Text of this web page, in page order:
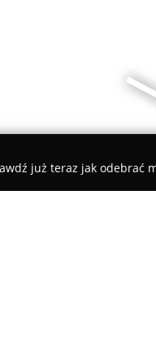
już teraz jak odebrać